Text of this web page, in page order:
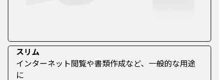
スリム
インターネット閲覧や書類作成など、一般的な用途
に